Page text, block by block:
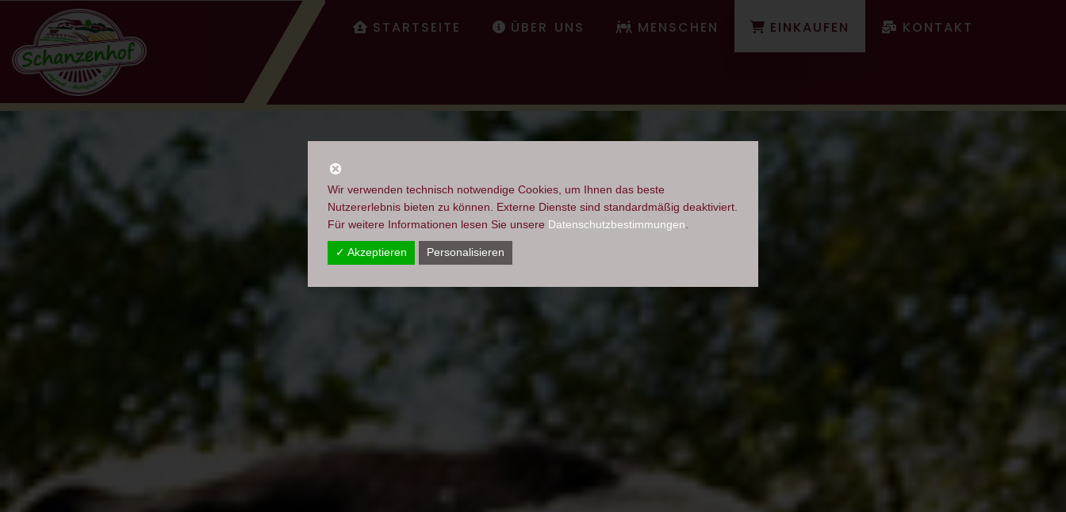
STARTSEITE ÜBER UNS MENSCHEN EINKAUFEN KONTAKT
Wir verwenden technisch notwendige Cookies, um Ihnen das beste
Nutzererlebnis bieten zu können. Externe Dienste sind standardmäßig deaktiviert.
Für weitere Informationen lesen Sie unsere Datenschutzbestimmungen
✓ Akzeptieren Personalisieren